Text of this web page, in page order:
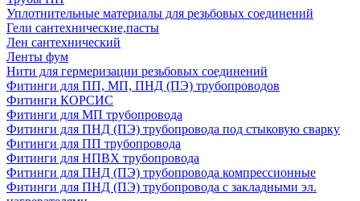
Уплотнительные материалы для резьбовых соединений
Гели сантехнические,пасты
Лен сантехнический
Ленты фум
Нити для гермеризации резьбовых соединений
Фитинги для ПП, МП, ПНД (ПЭ) трубопроводов
Фитинги КОРСИС
Фитинги для МП трубопровода
Фитинги для ПНД (ПЭ) трубопровода под стыковую сварку
Фитинги для ПП трубопровода
Фитинги для НПВХ трубопровода
Фитинги для ПНД (ПЭ) трубопровода компрессионные
Фитинги для ПНД (ПЭ) трубопровода с закладными эл.